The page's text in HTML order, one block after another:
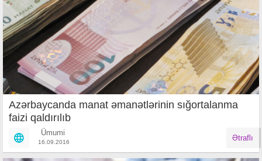
Azərbaycanda manat əmanətlərinin sığortalanma
faizi qaldırılıb
Ümumi
16.09.2016 Ətraflı